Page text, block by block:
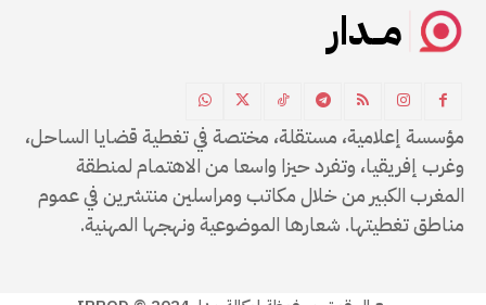
مــدار
مؤسسة إعلامية، مستقلة، مختصة في تغطية قضايا الساحل،
وغرب إفريقيا، وتفرد حيزا واسعا من الاهتمام لمنطقة
المغرب الكبير من خلال مكاتب ومراسلين منتشرين في عموم
مناطق تغطيتها. شعارها الموضوعية ونهجها المهنية.